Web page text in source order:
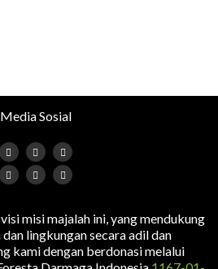
Media Sosial
misi majalah ini, yang mendukung
lingkungan secara adil dan
kami dengan berdonasi melalui